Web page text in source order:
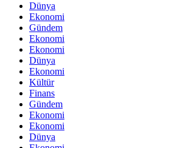
Dünya
Ekonomi
Gündem
Ekonomi
Ekonomi
Dünya
Ekonomi
Kültür
Finans
Gündem
Ekonomi
Ekonomi
Dünya